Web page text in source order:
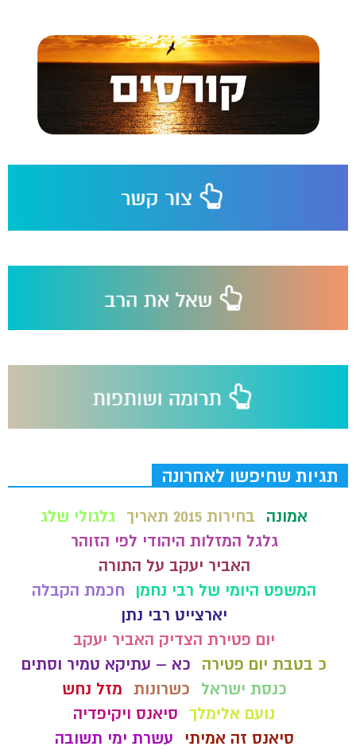
תגיות שחיפשו לאחרונה
אמונה בחירות 2015 תאריך
גלגולי שלג
גלגל המזלות היהודי לפי הזוהר
האביר יעקב על התורה
המשפט היומי של רבי נחמן
חכמת הקבלה
יארצייט רבי נתן
יום פטירת הצדיק האביר יעקב
כ בטבת יום פטירה
כא – עתיקא טמיר וסתים
כנסת ישראל
כשרונות מזל נחש
נועם אלימלך
סיאנס ויקיפדיה
סיאנס זה אמיתי
עשרת ימי תשובה